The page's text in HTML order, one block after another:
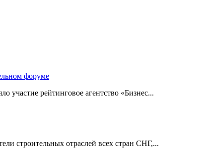
форуме
участие рейтинговое агентство «Бизнес...
строительных отраслей всех стран СНГ,...